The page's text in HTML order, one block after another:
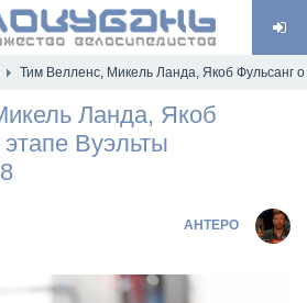
Тим Велленс, Микель Ланда, Якоб Фульсанг
Ланда, Якоб
Вуэльты
AHTEPO